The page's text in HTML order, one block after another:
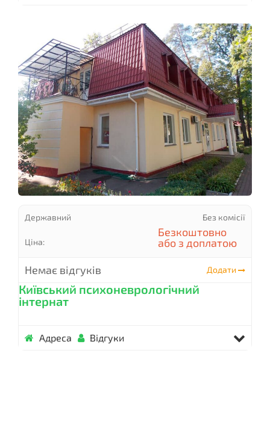
Державний Без комісії
Ціна:
Безкоштовно
або з доплатою
Немає відгуків Додати
Київський психоневрологічний
інтернат
Адреса Відгуки